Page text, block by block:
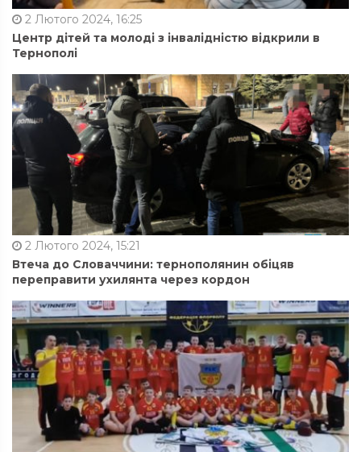
2 Лютого 2024, 16:25
Центр дітей та молоді з інвалідністю відкрили в
Тернополі
2 Лютого 2024, 15:21
Втеча до Словаччини: тернополянин обіцяв
переправити ухилянта через кордон